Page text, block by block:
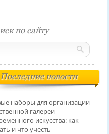
по сайту
Последние новости
наборы для организации
галереи
искусства: как
и что учесть